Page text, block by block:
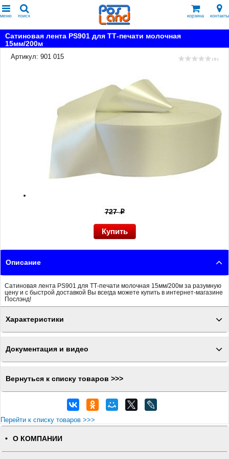
меню поиск корзина контакты
Сатиновая лента PS901 для ТТ-печати молочная
15мм/200м
Артикул: 901 015
( 0 )
727p
Описание
Сатиновая лента PS901 для ТТ-печати молочная 15мм/200м за разумную
цену и с быстрой доставкой Вы всегда можете купить в интернет-магазине
Послэнд!
Характеристики
Документация и видео
Вернуться к списку товаров >>>
Перейти к списку товаров >>>
О КОМПАНИИ